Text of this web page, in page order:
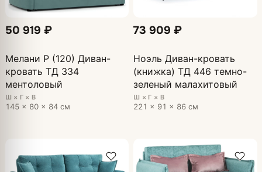
50 919 ₽
Мелани Р (120) Диван-
кровать ТД 334
ментоловый
Ш × Г × В
145 × 80 × 84 см
73 909 ₽
Ноэль Диван-кровать
(книжка) ТД 446 темно-
зеленый малахитовый
Ш × Г × В
221 × 91 × 86 см